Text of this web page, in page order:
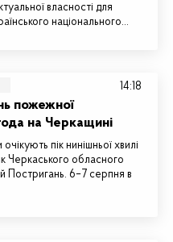
власності для
національного…
пожежної
на Черкащині
пік нинішньої хвилі
Черкаського обласного
Постригань. 6–7 серпня в
14:18